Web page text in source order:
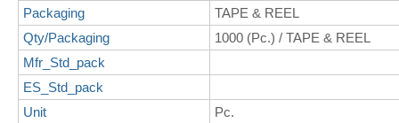
Packaging
TAPE & REEL
Qty/Packaging
1000 (Pc.) / TAPE & REEL
Mfr_Std_pack
ES_Std_pack
Unit
Pc.